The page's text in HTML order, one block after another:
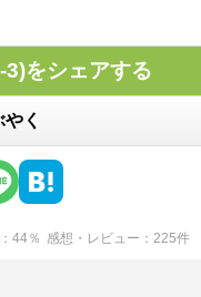
3)をシェアする
く
44％ 感想・レビュー 225件